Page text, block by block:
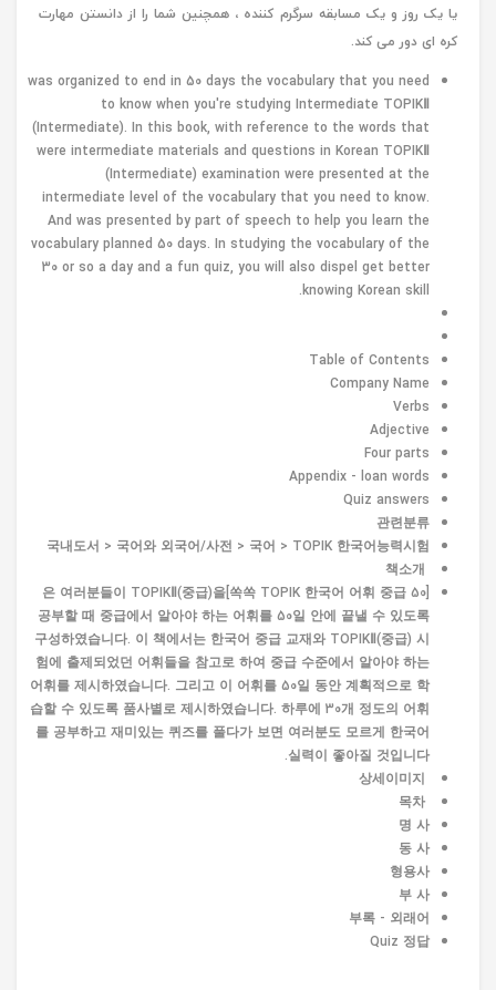
یا یک روز و یک مسابقه سرگرم کننده ، همچنین شما را از دانستن مهارت
کره ای دور می کند.
was organized to end in 50 days the vocabulary that you need
to know when you're studying Intermediate TOPIKⅡ
(Intermediate). In this book, with reference to the words that
were intermediate materials and questions in Korean TOPIKⅡ
(Intermediate) examination were presented at the
intermediate level of the vocabulary that you need to know.
And was presented by part of speech to help you learn the
vocabulary planned 50 days. In studying the vocabulary of the
30 or so a day and a fun quiz, you will also dispel get better
knowing Korean skill.
Table of Contents
Company Name
Verbs
Adjective
Four parts
Appendix - loan words
Quiz answers
관련분류
국내도서 > 국어와 외국어/사전 > 국어 > TOPIK 한국어능력시험
[쏙쏙 TOPIK 한국어 어휘 중급 50]은 여러분들이 TOPIKⅡ(중급)을
공부할 때 중급에서 알아야 하는 어휘를 50일 안에 끝낼 수 있도록
구성하였습니다. 이 책에서는 한국어 중급 교재와 TOPIKⅡ(중급) 시
험에 출제되었던 어휘들을 참고로 하여 중급 수준에서 알아야 하는
어휘를 제시하였습니다. 그리고 이 어휘를 50일 동안 계획적으로 학
습할 수 있도록 품사별로 제시하였습니다. 하루에 30개 정도의 어휘
를 공부하고 재미있는 퀴즈를 풀다가 보면 여러분도 모르게 한국어
실력이 좋아질 것입니다.
명 사
동 사
형용사
부 사
부록 - 외래어
Quiz 정답